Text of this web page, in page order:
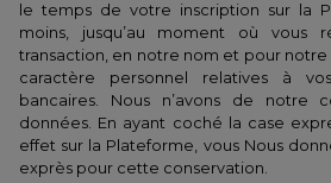
le temps de votre inscription sur la
moins, jusqu’au moment où vous
transaction, en notre nom et pour
caractère personnel relatives à
bancaires. Nous n’avons de notre
données. En ayant coché la case
effet sur la Plateforme, vous Nous
exprès pour cette conservation.